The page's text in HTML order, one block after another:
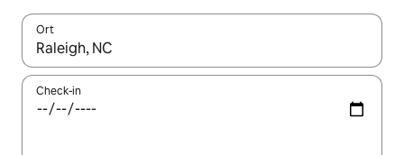
Ort
Wenn Ergebnisse verfügbar sind, navigiere mit den
Check-in